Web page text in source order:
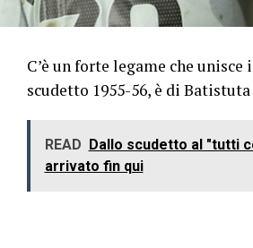
C’è un forte legame che
scudetto 1955-56, è di
READ Dallo scudetto al "tutti
arrivato fin qui